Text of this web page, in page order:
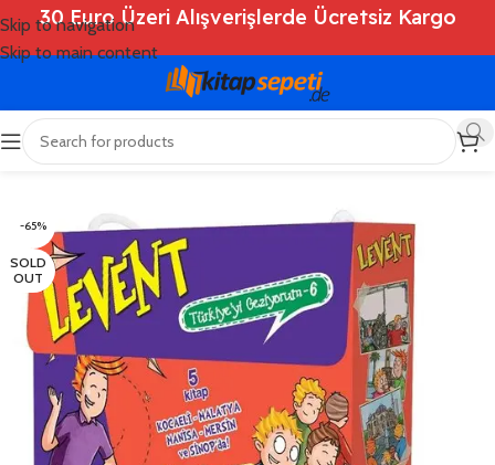
Skip to navigation
Skip to main content
30 Euro Üzeri Alışverişlerde Ücretsiz Kargo
Ana Sayfa Shop
-65%
SOLD
OUT